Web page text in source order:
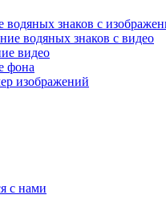
водяных знаков с
водяных знаков с видео
видео
фона
изображений
с нами